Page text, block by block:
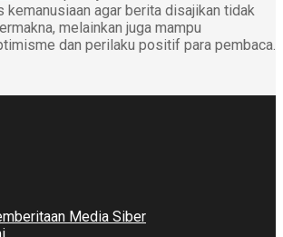
kemanusiaan agar berita disajikan tidak
melainkan juga mampu
dan perilaku positif para pembaca.
Media Siber